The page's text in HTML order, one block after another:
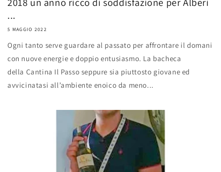
...
5 MAGGIO 2022
Ogni tanto serve guardare al passato per affrontare il domani
con nuove energie e doppio entusiasmo. La bacheca
della Cantina Il Passo seppure sia piuttosto giovane ed
avvicinatasi all’ambiente enoico da meno...